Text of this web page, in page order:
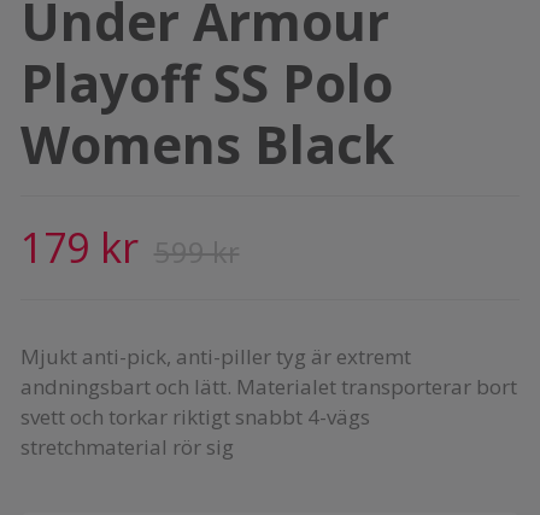
Under Armour
Playoff SS Polo
Womens Black
179 kr
Mjukt anti-pick, anti-piller tyg är extremt
andningsbart och lätt. Materialet transporterar bort
svett och torkar riktigt snabbt 4-vägs
stretchmaterial rör sig